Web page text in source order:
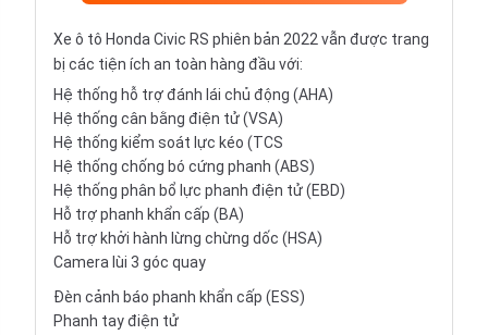
Xe ô tô Honda Civic RS phiên bản 2022 vẫn được trang
bị các tiện ích an toàn hàng đầu với:
Hệ thống hỗ trợ đánh lái chủ động (AHA)
Hệ thống cân bằng điện tử (VSA)
Hệ thống kiểm soát lực kéo (TCS
Hệ thống chống bó cứng phanh (ABS)
Hệ thống phân bổ lực phanh điện tử (EBD)
Hỗ trợ phanh khẩn cấp (BA)
Hỗ trợ khởi hành lừng chừng dốc (HSA)
Camera lùi 3 góc quay
Đèn cảnh báo phanh khẩn cấp (ESS)
Phanh tay điện tử